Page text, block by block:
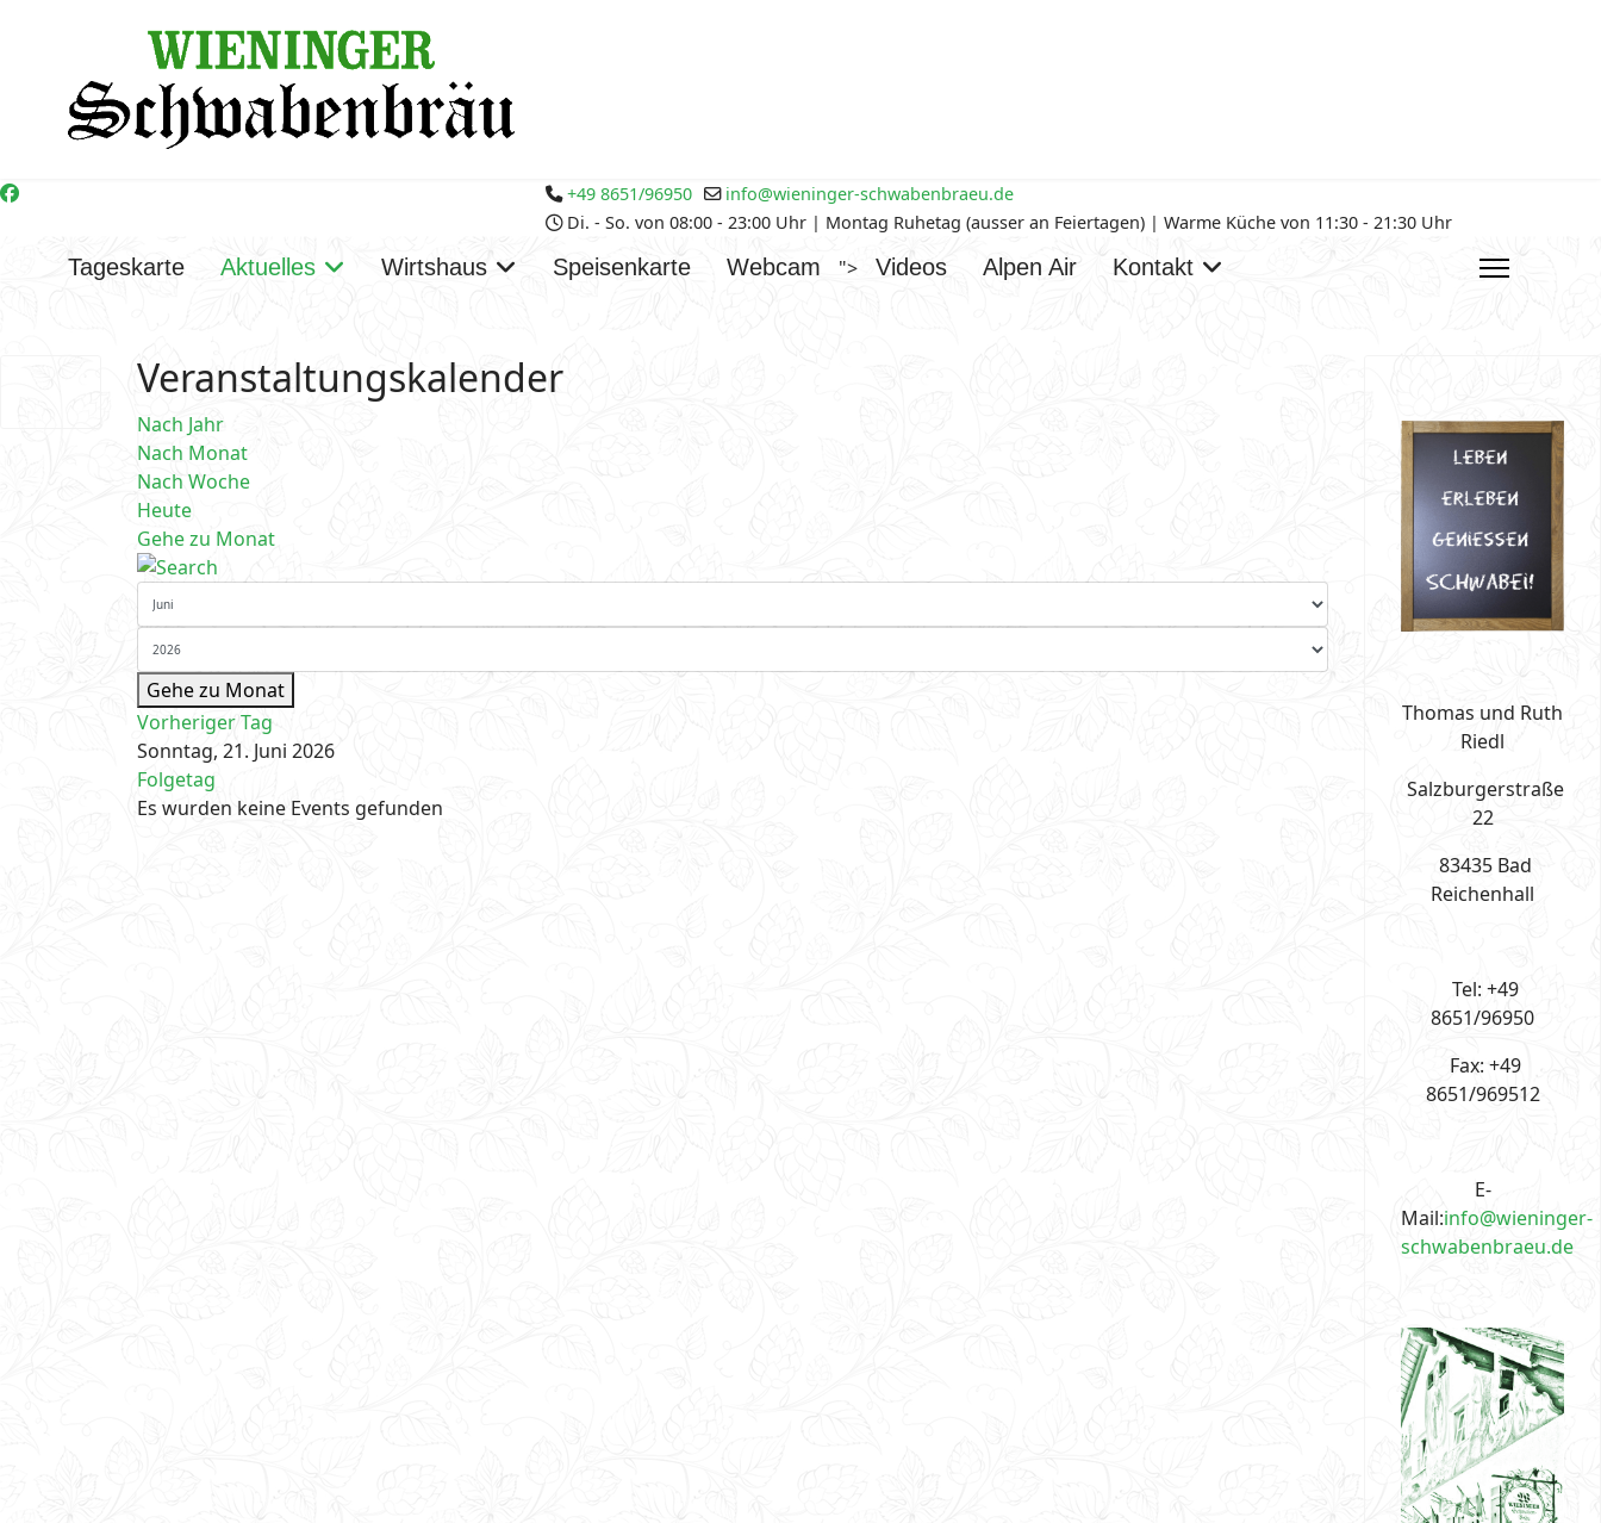
Tageskarte Aktuelles Wirtshaus Speisenkarte Webcam "> Videos Alpen Air Kontakt
+49 8651/96950
info@wieninger-schwabenbraeu.de
Di. - So. von 08:00 - 23:00 Uhr | Montag Ruhetag (ausser an Feiertagen) | Warme Küche von 11:30 - 21:30 Uhr
Veranstaltungskalender
Nach Jahr
Nach Monat
Nach Woche
Heute
Gehe zu Monat
Gehe zu Monat
Vorheriger Tag
Sonntag, 21. Juni 2026
Folgetag
Es wurden keine Events gefunden
Thomas und Ruth
Riedl
Salzburgerstraße
22
83435 Bad
Reichenhall
Tel: +49
8651/96950
Fax: +49
8651/969512
E-
Mail:info@wieninger-
schwabenbraeu.de